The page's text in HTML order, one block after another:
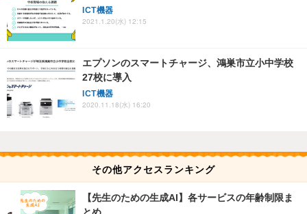
ICT機器
2021.1.20(水) 12:15
エプソンのスマートチャージ、鴻巣市立小中学校
27校に導入
ICT機器
2020.11.18(水) 16:20
その他アクセスランキング
【先生のための生成AI】各サービスの年齢制限ま
とめ